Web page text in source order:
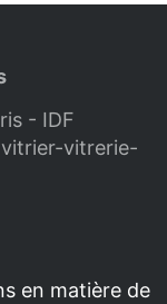
- IDF
vitrier-vitrerie-
en matière de